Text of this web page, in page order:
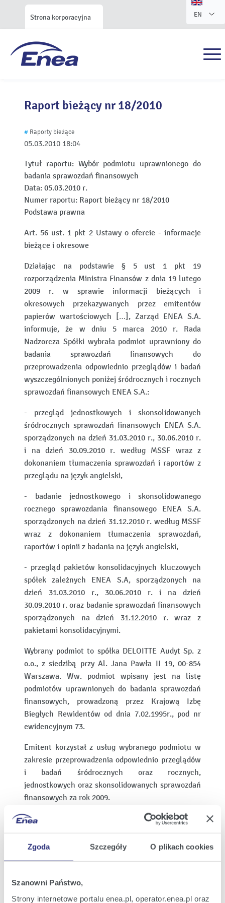
Zgoda Szczegóły O plikach cookies
Szanowni Państwo,
Strony internetowe portalu enea.pl, operator.enea.pl oraz
Strona korporacyjna EN
Raport bieżący nr 18/2010
05.03.2010 18:04
# Raporty bieżące
Tytuł raportu: Wybór podmiotu uprawnionego do
badania sprawozdań finansowych
Data: 05.03.2010 r.
Numer raportu: Raport bieżący nr 18/2010
Podstawa prawna
Art. 56 ust. 1 pkt 2 Ustawy o ofercie - informacje
bieżące i okresowe
Działając na podstawie § 5 ust 1 pkt 19
rozporządzenia Ministra Finansów z dnia 19 lutego
2009 r. w sprawie informacji bieżących i
okresowych przekazywanych przez emitentów
papierów wartościowych […], Zarząd ENEA S.A.
informuje, że w dniu 5 marca 2010 r. Rada
Nadzorcza Spółki wybrała podmiot uprawniony do
badania sprawozdań finansowych do
przeprowadzenia odpowiednio przeglądów i badań
wyszczególnionych poniżej śródrocznych i rocznych
sprawozdań finansowych ENEA S.A.:
- przegląd jednostkowych i skonsolidowanych
śródrocznych sprawozdań finansowych ENEA S.A.
sporządzonych na dzień 31.03.2010 r., 30.06.2010 r.
i na dzień 30.09.2010 r. według MSSF wraz z
dokonaniem tłumaczenia sprawozdań i raportów z
przeglądu na język angielski,
- badanie jednostkowego i skonsolidowanego
rocznego sprawozdania finansowego ENEA S.A.
sporządzonych na dzień 31.12.2010 r. według MSSF
wraz z dokonaniem tłumaczenia sprawozdań,
raportów i opinii z badania na język angielski,
- przegląd pakietów konsolidacyjnych kluczowych
spółek zależnych ENEA S.A, sporządzonych na
dzień 31.03.2010 r., 30.06.2010 r. i na dzień
30.09.2010 r. oraz badanie sprawozdań finansowych
sporządzonych na dzień 31.12.2010 r. wraz z
pakietami konsolidacyjnymi.
Wybrany podmiot to spółka DELOITTE Audyt Sp. z
o.o., z siedzibą przy Al. Jana Pawła II 19, 00-854
Warszawa. Ww. podmiot wpisany jest na listę
podmiotów uprawnionych do badania sprawozdań
finansowych, prowadzoną przez Krajową Izbę
Biegłych Rewidentów od dnia 7.02.1995r., pod nr
ewidencyjnym 73.
Emitent korzystał z usług wybranego podmiotu w
zakresie przeprowadzenia odpowiednio przeglądów
i badań śródrocznych oraz rocznych,
jednostkowych oraz skonsolidowanych sprawozdań
finansowych za rok 2009.
Umowa z podmiotem uprawnionym do badania
sprawozdań finansowych zawarta zostanie na czas
wykonania przedmiotu umowy.
Wybór biegłego rewidenta dokonany został zgodnie
z obowiązującymi przepisami i normami
zawodowymi, w tym z uwzględnieniem § 1 ust. 2